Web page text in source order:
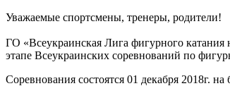
Уважаемые спортсмены, тренеры, родители!
ГО «Всеукраинская Лига фигурного
этапе Всеукраинских соревнований по
Соревнования состоятся 01 декабря 2018г.